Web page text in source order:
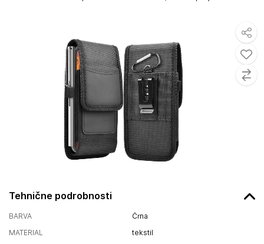
Tehnične podrobnosti
BARVA
Črna
MATERIAL
tekstil